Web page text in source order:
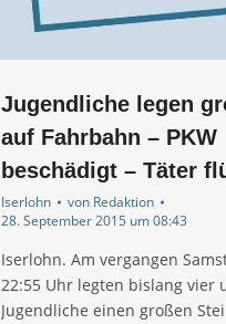
Jugendliche legen
auf Fahrbahn – PKW
beschädigt – Täter
Iserlohn von Redaktion
28. September 2015 um 08:43
Iserlohn. Am vergangen
22:55 Uhr legten bislang vier
Jugendliche einen großen